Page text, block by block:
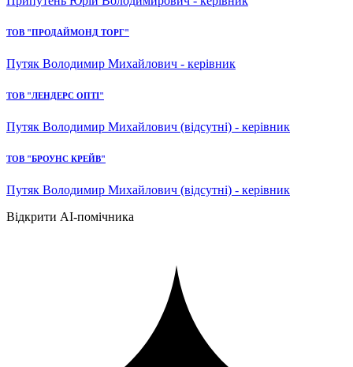
ТОВ "ПРОДАЙМОНД ТОРГ"
Путяк Володимир Михайлович - керівник
ТОВ "ЛЕНДЕРС ОПТІ"
Путяк Володимир Михайлович (відсутні) - керівник
ТОВ "БРОУНС КРЕЙВ"
Путяк Володимир Михайлович (відсутні) - керівник
Відкрити AI-помічника